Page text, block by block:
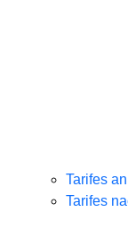
Tarifes
Tarifes